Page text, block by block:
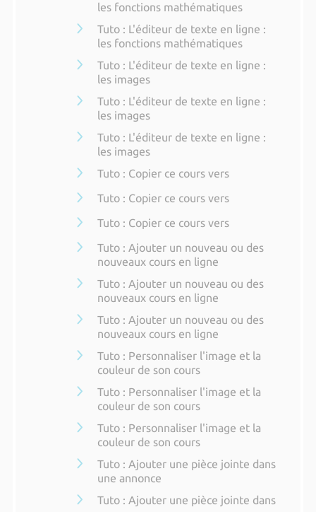
les fonctions mathématiques
Tuto : L'éditeur de texte en ligne :
les fonctions mathématiques
Tuto : L'éditeur de texte en ligne :
les images
Tuto : L'éditeur de texte en ligne :
les images
Tuto : L'éditeur de texte en ligne :
les images
Tuto : Copier ce cours vers
Tuto : Copier ce cours vers
Tuto : Copier ce cours vers
Tuto : Ajouter un nouveau ou des
nouveaux cours en ligne
Tuto : Ajouter un nouveau ou des
nouveaux cours en ligne
Tuto : Ajouter un nouveau ou des
nouveaux cours en ligne
Tuto : Personnaliser l'image et la
couleur de son cours
Tuto : Personnaliser l'image et la
couleur de son cours
Tuto : Personnaliser l'image et la
couleur de son cours
Tuto : Ajouter une pièce jointe dans
une annonce
Tuto : Ajouter une pièce jointe dans